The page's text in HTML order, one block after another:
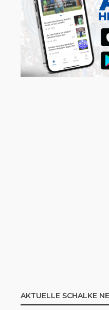
AKTUELLE SCHALKE